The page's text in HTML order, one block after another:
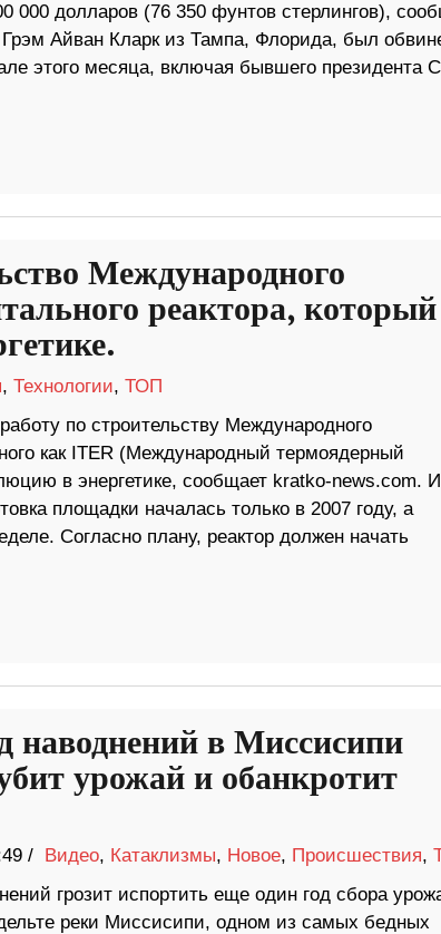
000 долларов (76 350 фунтов стерлингов),
Айван Кларк из Тампа, Флорида, был
этого месяца, включая бывшего президента
Международного
реактора, который
, Технологии, ТОП
по строительству Международного
как ITER (Международный термоядерный
в энергетике, сообщает kratko-news.com.
площадки началась только в 2007 году, а
Согласно плану, реактор должен начать
наводнений в Миссисипи
урожай и обанкротит
/ Видео, Катаклизмы, Новое, Происшествия,
грозит испортить еще один год сбора
реки Миссисипи, одном из самых бедных